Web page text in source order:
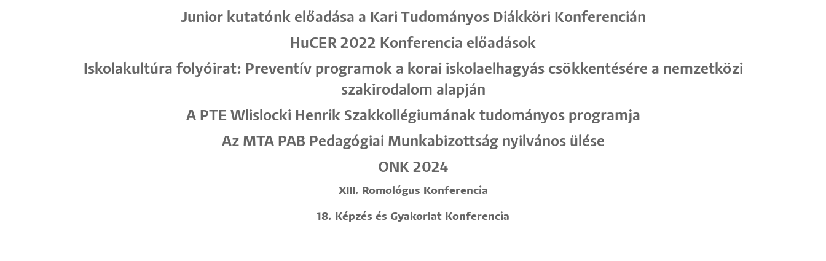
Junior kutatónk előadása a Kari Tudományos Diákköri Konferencián
HuCER 2022 Konferencia előadások
Iskolakultúra folyóirat: Preventív programok a korai iskolaelhagyás csökkentésére a nemzetközi
szakirodalom alapján
A PTE Wlislocki Henrik Szakkollégiumának tudományos programja
Az MTA PAB Pedagógiai Munkabizottság nyilvános ülése
ONK 2024
XIII. Romológus Konferencia
18. Képzés és Gyakorlat Konferencia